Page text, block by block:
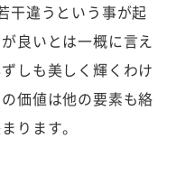
干違うという事が起
良いとは一概に言え
しも美しく輝くわけ
価値は他の要素も絡
ります。